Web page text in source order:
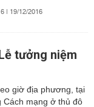
| 19/12/2016
tưởng niệm
giờ địa phương, tại
Cách mạng ở thủ đô